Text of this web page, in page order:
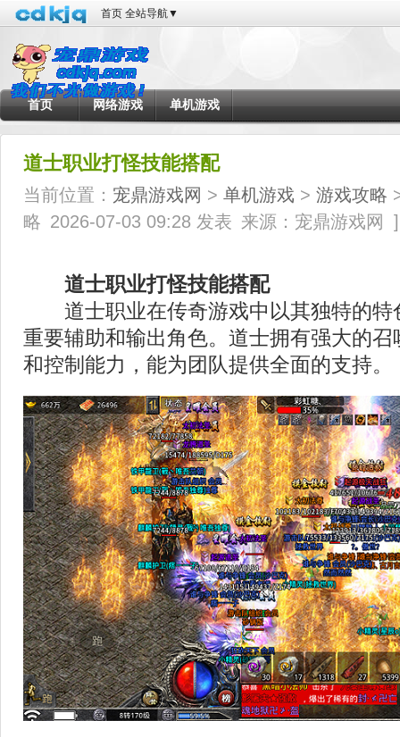
首页 全站导航▼
首页 网络游戏 单机游戏
道士职业打怪技能搭配
当前位置： 宠鼎游戏网 > 单机游戏 > 游戏攻略
略 2026-07-03 09:28 发表 来源：宠鼎游戏网 ]
道士职业打怪技能搭配
道士职业在传奇游戏中以其独特的特
重要辅助和输出角色。道士拥有强大的
和控制能力，能为团队提供全面的支持。